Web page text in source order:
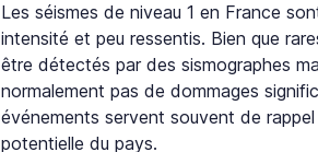
Les séismes de niveau 1 en France
intensité et peu ressentis. Bien que
être détectés par des sismographes
normalement pas de dommages
événements servent souvent de
potentielle du pays.